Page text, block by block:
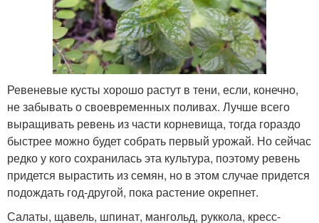
Ревеневые кусты хорошо растут в тени, если, конечно,
не забывать о своевременных поливах. Лучше всего
выращивать ревень из части корневища, тогда гораздо
быстрее можно будет собрать первый урожай. Но сейчас
редко у кого сохранилась эта культура, поэтому ревень
придется вырастить из семян, но в этом случае придется
подождать год-другой, пока растение окрепнет.
Салаты, щавель, шпинат, мангольд, руккола, кресс-